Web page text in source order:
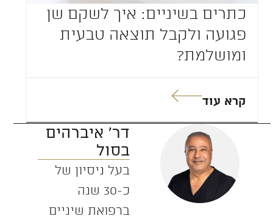
כתרים בשיניים: איך לשקם שן
פגועה ולקבל תוצאה טבעית
ומושלמת?
קרא עוד
דר' איברהים
בסול
בעל ניסיון של
כ-30 שנה
ברפואת שיניים